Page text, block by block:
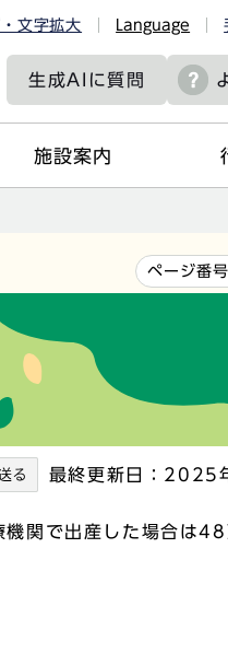
文字拡大 Language
生成AIに質問
施設案内
ページ番号
最終更新日：2025
関で出産した場合は48